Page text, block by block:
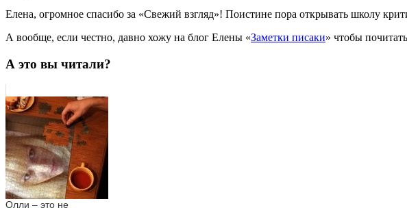
Елена, огромное спасибо за «Свежий взгляд»! Поистине пора открывать школу
А вообще, если честно, давно хожу на блог Елены «Заметки писаки» чтобы
А это вы читали?
Олли – это не